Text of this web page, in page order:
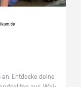
Ent­de­cke deine